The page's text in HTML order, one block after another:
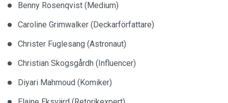
Benny Rosenqvist (Medium)
Caroline Grimwalker (Deckarförfattare)
Christer Fuglesang (Astronaut)
Christian Skogsgårdh (Influencer)
Diyari Mahmoud (Komiker)